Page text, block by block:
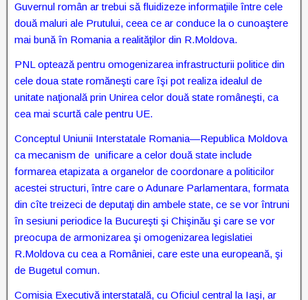
Guvernul român ar trebui să fluidizeze informaţiile între cele
două maluri ale Prutului, ceea ce ar conduce la o cunoaştere
mai bună în Romania a realităţilor din R.Moldova.
PNL optează pentru omogenizarea infrastructurii politice din
cele doua state romăneşti care îşi pot realiza idealul de
unitate naţională prin Unirea celor două state româneşti, ca
cea mai scurtă cale pentru UE.
Conceptul Uniunii Interstatale Romania—Republica Moldova
ca mecanism de unificare a celor două state include
formarea etapizata a organelor de coordonare a politicilor
acestei structuri, între care o Adunare Parlamentara, formata
din cîte treizeci de deputaţi din ambele state, ce se vor întruni
în sesiuni periodice la Bucureşti şi Chişinău şi care se vor
preocupa de armonizarea şi omogenizarea legislatiei
R.Moldova cu cea a României, care este una europeană, şi
de Bugetul comun.
Comisia Executivă interstatală, cu Oficiul central la Iaşi, ar